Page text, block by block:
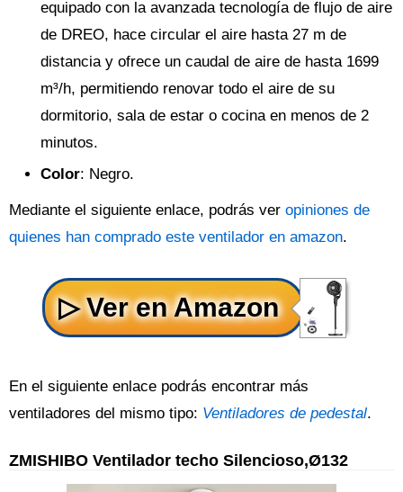
equipado con la avanzada tecnología de flujo de aire
de DREO, hace circular el aire hasta 27 m de
distancia y ofrece un caudal de aire de hasta 1699
m³/h, permitiendo renovar todo el aire de su
dormitorio, sala de estar o cocina en menos de 2
minutos.
Color: Negro.
Mediante el siguiente enlace, podrás ver opiniones de
quienes han comprado este ventilador en amazon.
En el siguiente enlace podrás encontrar más
ventiladores del mismo tipo: Ventiladores de pedestal.
ZMISHIBO Ventilador techo Silencioso,Ø132